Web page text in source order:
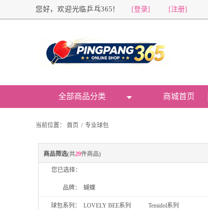
您好，欢迎光临乒乓365！ [登录] [注册]
全部商品分类 商城首页
当前位置： 首页 / 专业球包
商品筛选(共29件商品)
您已选择：
品牌： 蝴蝶
球包系列： LOVELY BEE系列 Temidol系列